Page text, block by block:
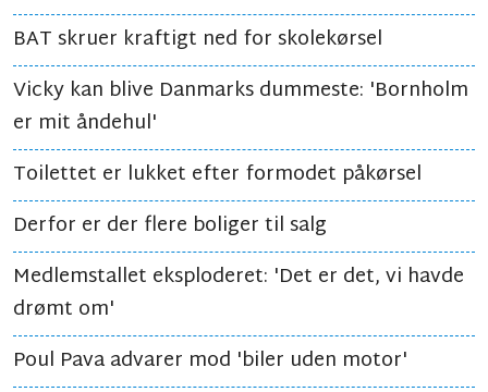
BAT skruer kraftigt ned for skolekørsel
Vicky kan blive Danmarks dummeste: 'Bornholm
er mit åndehul'
Toilettet er lukket efter formodet påkørsel
Derfor er der flere boliger til salg
Medlemstallet eksploderet: 'Det er det, vi havde
drømt om'
Poul Pava advarer mod 'biler uden motor'